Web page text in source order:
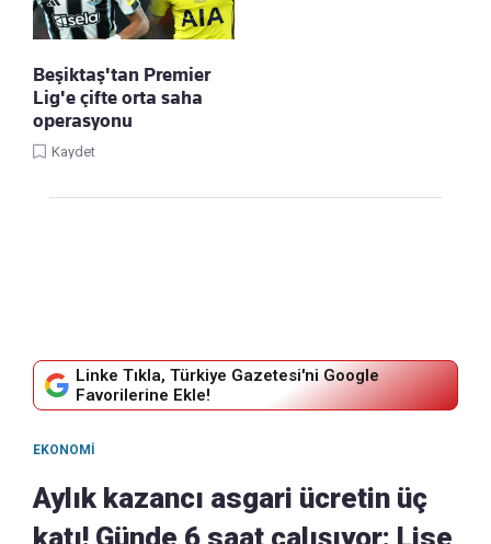
Beşiktaş'tan Premier
Lig'e çifte orta saha
operasyonu
Kaydet
Linke Tıkla, Türkiye Gazetesi'ni Google
Favorilerine Ekle!
EKONOMI
Aylık kazancı asgari ücretin üç
katı! Günde 6 saat çalışıyor: Lise